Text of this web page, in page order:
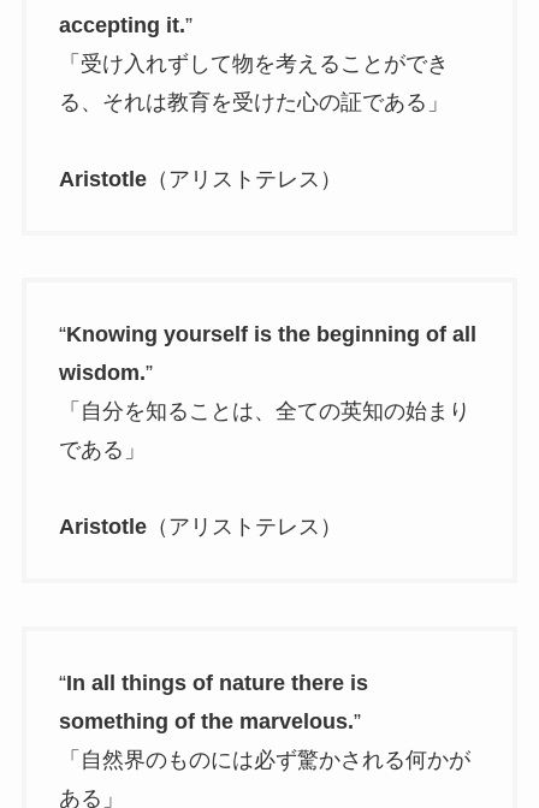
accepting it.”
「受け入れずして物を考えることができ
る、それは教育を受けた心の証である」
Aristotle（アリストテレス）
“Knowing yourself is the beginning of all
wisdom.”
「自分を知ることは、全ての英知の始まり
である」
Aristotle（アリストテレス）
“In all things of nature there is
something of the marvelous.”
「自然界のものには必ず驚かされる何かが
ある」